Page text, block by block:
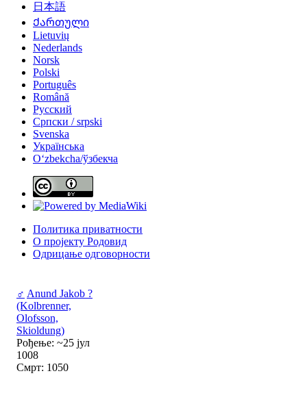
♂ Anund Jakob ?
(Kolbrenner,
Olofsson,
Skioldung)
Рођење: ~25 јул
1008
Смрт: 1050
日本語
Ქართული
Lietuvių
Nederlands
Norsk
Polski
Português
Română
Русский
Српски / srpski
Svenska
Українська
Oʻzbekcha/ўзбекча
Политика приватности
О пројекту Родовид
Одрицање одговорности